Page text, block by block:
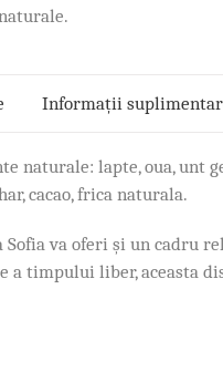
Informații
naturale: lapte, oua, unt
cacao, frica naturala.
Sofia va oferi și un cadru
a timpului liber, aceasta